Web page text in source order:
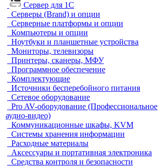
Сервер для 1С
Серверы (Brand) и опции
Серверные платформы и опции
Компьютеры и опции
Ноутбуки и планшетные устройства
Мониторы, телевизоры
Принтеры, сканеры, МФУ
Программное обеспечение
Комплектующие
Источники бесперебойного питания
Сетевое оборудование
Pro AV-оборудование (Профессиональное
аудио-видео)
Коммуникационные шкафы, KVM
Системы хранения информации
Расходные материалы
Аксессуары и портативная электроника
Средства контроля и безопасности